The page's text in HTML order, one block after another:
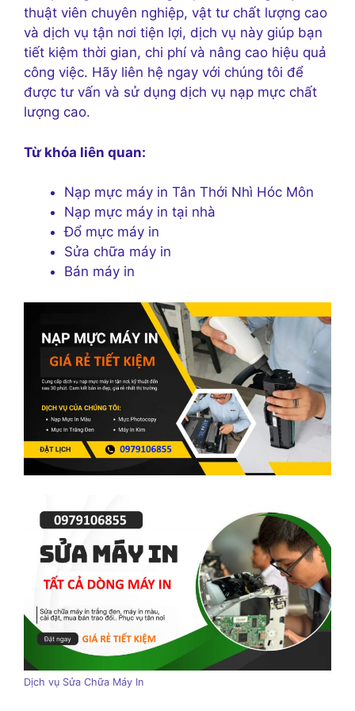
thuật viên chuyên nghiệp, vật tư chất lượng cao
và dịch vụ tận nơi tiện lợi, dịch vụ này giúp bạn
tiết kiệm thời gian, chi phí và nâng cao hiệu quả
công việc. Hãy liên hệ ngay với chúng tôi để
được tư vấn và sử dụng dịch vụ nạp mực chất
lượng cao.
Từ khóa liên quan:
Nạp mực máy in Tân Thới Nhì Hóc Môn
Nạp mực máy in tại nhà
Đổ mực máy in
Sửa chữa máy in
Bán máy in
Dịch vụ Sửa Chữa Máy In